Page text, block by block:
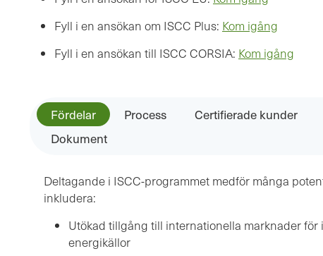
Fyll i en ansökan om ISCC Plus: Kom igång
Fyll i en ansökan till ISCC CORSIA: Kom igång
Fördelar Process Certifierade kunder
Dokument
Deltagande i ISCC-programmet medför många
inkludera:
Utökad tillgång till internationella marknader
energikällor